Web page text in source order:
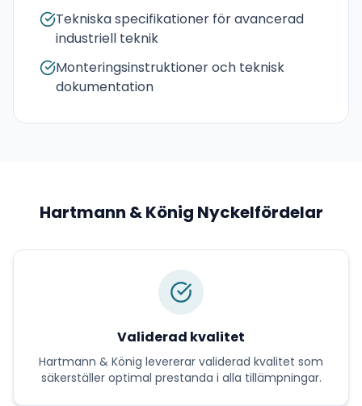
Tekniska specifikationer för avancerad
industriell teknik
Monteringsinstruktioner och teknisk
dokumentation
Hartmann & König Nyckelfördelar
Validerad kvalitet
Hartmann & König levererar validerad kvalitet som
säkerställer optimal prestanda i alla tillämpningar.